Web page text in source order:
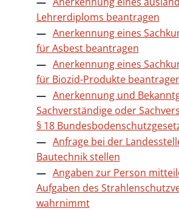
Lehrerdiploms beantragen
Anerkennung eines
für Asbest beantragen
Anerkennung eines
für Biozid-Produkte
Anerkennung und
Sachverständige oder
§ 18
Anfrage bei der
Bautechnik stellen
Angaben zur Person
Aufgaben des
wahrnimmt